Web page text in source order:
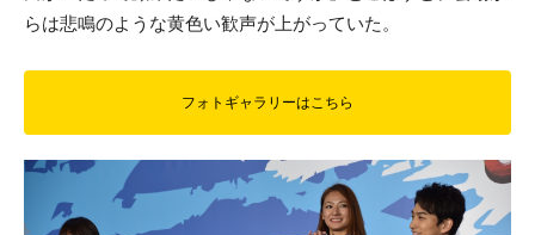
らは悲鳴のような黄色い歓声が上がっていた。
フォトギャラリーはこちら